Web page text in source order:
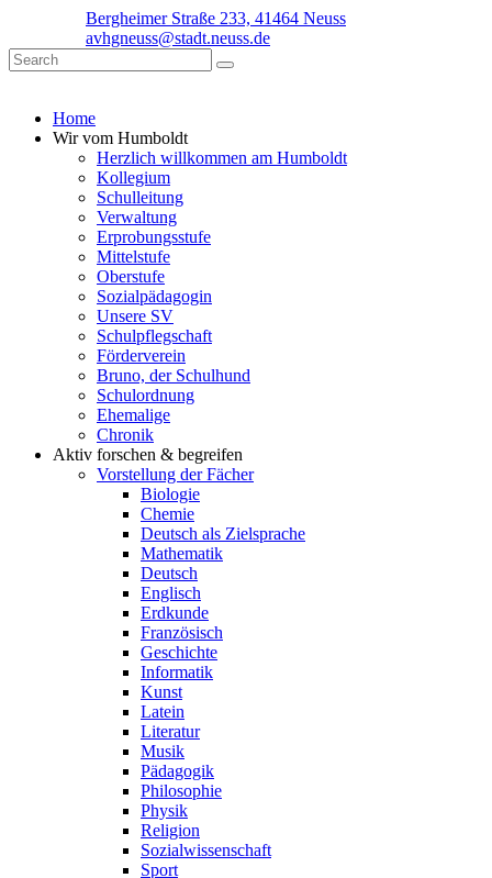
Bergheimer Straße 233, 41464 Neuss
avhgneuss@stadt.neuss.de
Home
Wir vom Humboldt
Herzlich willkommen am Humboldt
Kollegium
Schulleitung
Verwaltung
Erprobungsstufe
Mittelstufe
Oberstufe
Sozialpädagogin
Unsere SV
Schulpflegschaft
Förderverein
Bruno, der Schulhund
Schulordnung
Ehemalige
Chronik
Aktiv forschen & begreifen
Vorstellung der Fächer
Biologie
Chemie
Deutsch als Zielsprache
Mathematik
Deutsch
Englisch
Erdkunde
Französisch
Geschichte
Informatik
Kunst
Latein
Literatur
Musik
Pädagogik
Philosophie
Physik
Religion
Sozialwissenschaft
Sport